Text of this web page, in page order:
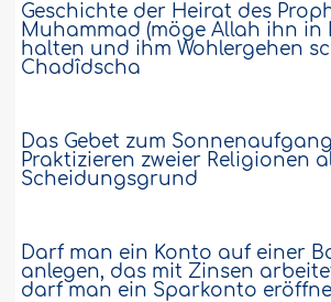
Geschichte der Heirat des
Muhammad (möge Allah ihn in
halten und ihm Wohlergehen
Chadîdscha
Das Gebet zum
Praktizieren zweier Religionen
Scheidungsgrund
Darf man ein Konto auf einer
anlegen, das mit Zinsen
darf man ein Sparkonto